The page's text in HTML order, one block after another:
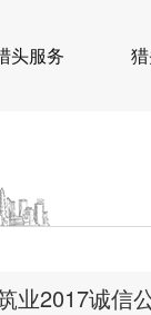
头服务
业2017诚信